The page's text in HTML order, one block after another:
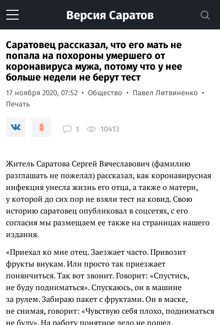
Версия Саратов
Саратовец рассказал, что его мать не
попала на похороны умершего от
коронавируса мужа, потому что у нее
больше недели не берут тест
17 ноября 2020, 07:52 Общество
Павел Литвиненко
Печать
1 10413
Житель Саратова Сергей Вячеславович (фамилию
разглашать не пожелал) рассказал, как коронавирусная
инфекция унесла жизнь его отца, а также о матери,
у которой до сих пор не взяли тест на ковид. Свою
историю саратовец опубликовал в соцсетях, с его
согласия мы размещаем ее также на страницах нашего
издания.
«Приехал ко мне отец. Заезжает часто. Привозит
фрукты внукам. Или просто так приезжает
понянчиться. Так вот звонит. Говорит: «Спустись,
не буду подниматься». Спускаюсь, он в машине
за рулем. Забираю пакет с фруктами. Он в маске,
не снимая, говорит: «Чувствую себя плохо, подниматься
не буду». На работу понятное дело не пошел.